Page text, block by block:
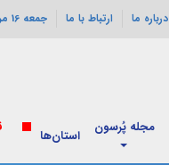
درباره ما ارتباط با ما جمعه 16 مرداد 1405
مجله پُرسون استان‌ها